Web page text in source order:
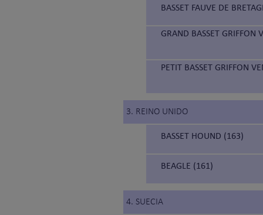
BASSET FAUVE DE
GRAND BASSET GRIFFON
PETIT BASSET GRIFFON
3. REINO UNIDO
BASSET HOUND (163)
BEAGLE (161)
4. SUECIA